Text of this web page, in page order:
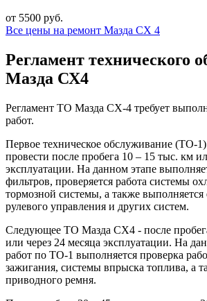
от 5500 руб.
Все цены на ремонт Мазда СХ 4
Регламент технического
Мазда СХ4
Регламент ТО Мазда СХ-4 требует
работ.
Первое техническое обслуживание (ТО-
провести после пробега 10 – 15 тыс. км
эксплуатации. На данном этапе
фильтров, проверяется работа системы
тормозной системы, а также выполняется
рулевого управления и других систем.
Следующее ТО Мазда СХ4 - после
или через 24 месяца эксплуатации. На
работ по ТО-1 выполняется проверка
зажигания, системы впрыска топлива, а
приводного ремня.